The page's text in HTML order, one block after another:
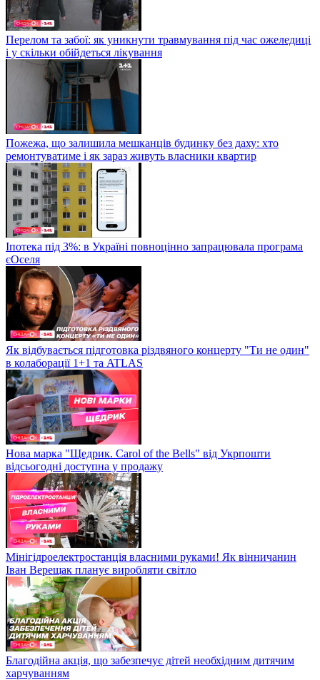
Перелом та забої: як уникнути травмування під час ожеледиці
і у скільки обійдеться лікування
Пожежа, що залишила мешканців будинку без даху: хто
ремонтуватиме і як зараз живуть власники квартир
Іпотека під 3%: в Україні повноцінно запрацювала програма
єОселя
Як відбувається підготовка різдвяного концерту "Ти не один"
в колаборації 1+1 та ATLAS
Нова марка "Щедрик. Carol of the Bells" від Укрпошти
відсьогодні доступна у продажу
Мінігідроелектростанція власними руками! Як вінничанин
Іван Верещак планує виробляти світло
Благодійна акція, що забезпечує дітей необхідним дитячим
харчуванням